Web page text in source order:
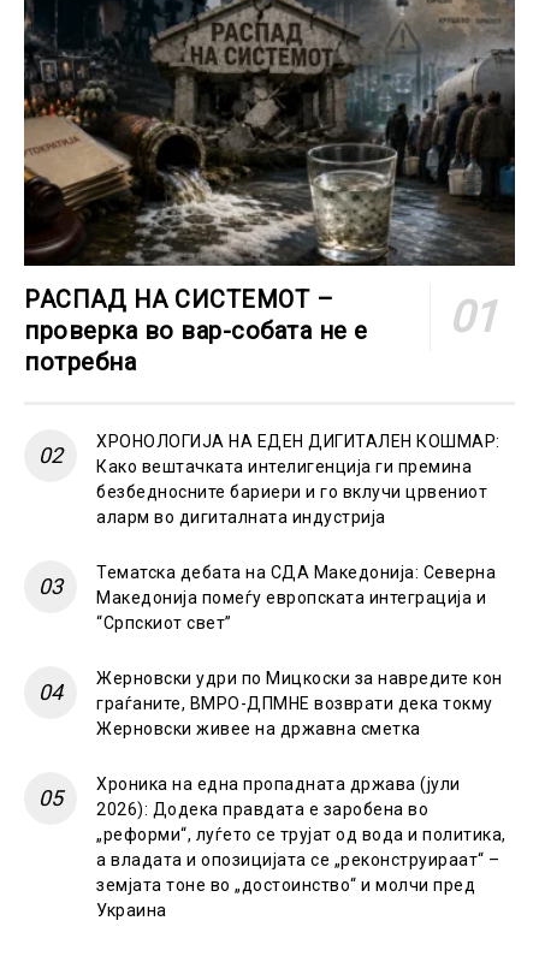
РАСПАД НА СИСТЕМОТ –
проверка во вар-собата не е
потребна
ХРОНОЛОГИЈА НА ЕДЕН ДИГИТАЛЕН КОШМАР:
Како вештачката интелигенција ги премина
безбедносните бариери и го вклучи црвениот
аларм во дигиталната индустрија
Тематска дебата на СДА Македонија: Северна
Македонија помеѓу европската интеграција и
“Српскиот свет”
Жерновски удри по Мицкоски за навредите кон
граѓаните, ВМРО-ДПМНЕ возврати дека токму
Жерновски живее на државна сметка
Хроника на една пропадната држава (јули
2026): Додека правдата е заробена во
„реформи“, луѓето се трујат од вода и политика,
а владата и опозицијата се „реконструираат“ –
земјата тоне во „достоинство“ и молчи пред
Украина